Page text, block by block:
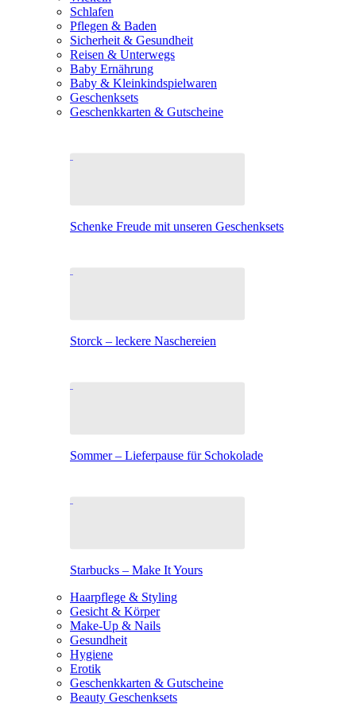
Schlafen
Pflegen & Baden
Sicherheit & Gesundheit
Reisen & Unterwegs
Baby Ernährung
Baby & Kleinkindspielwaren
Geschenksets
Geschenkkarten & Gutscheine
Schenke Freude mit unseren Geschenksets
Storck – leckere Naschereien
Sommer – Lieferpause für Schokolade
Starbucks – Make It Yours
Haarpflege & Styling
Gesicht & Körper
Make-Up & Nails
Gesundheit
Hygiene
Erotik
Geschenkkarten & Gutscheine
Beauty Geschenksets